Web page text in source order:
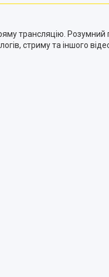
трансляцію.
стриму та іншого